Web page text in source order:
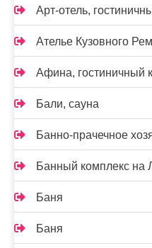
Арт-отель,
Ателье Кузовного
Афина, гостиничный
Бали, сауна
Банно-прачечное
Банный комплекс на
Баня
Баня